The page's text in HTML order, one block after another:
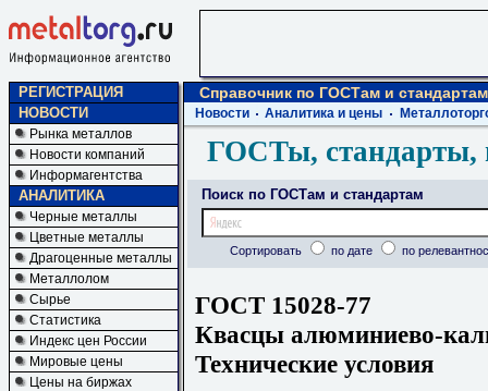
РЕГИСТРАЦИЯ
НОВОСТИ
Рынка металлов
Новости компаний
Информагентства
АНАЛИТИКА
Черные металлы
Цветные металлы
Драгоценные металлы
Металлолом
Сырье
Статистика
Индекс цен России
Мировые цены
Цены на биржах
Справочник по ГОСТам и стандартам
Новости Аналитика и цены
ГОСТы, стандарты,
Поиск по ГОСТам и стандартам
Сортировать по дате по
ГОСТ 15028-77
Квасцы алюминиево-
Технические условия